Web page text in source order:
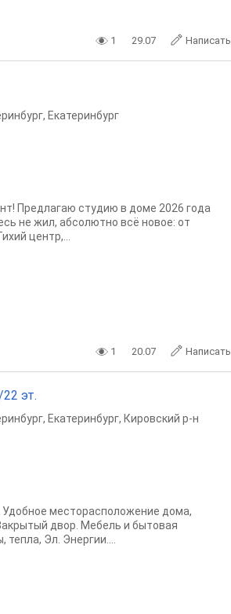
1 29.07 Написать
, Екатеринбург
Предлагаю студию в доме 2026 года
не жил, абсолютно всё новое: от
центр,...
1 20.07 Написать
эт.
, Екатеринбург, Кировский р-н
месторасположение дома,
двор. Мебель и бытовая
Эл. Энергии....